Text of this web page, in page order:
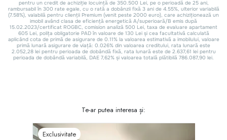
Te-ar putea interesa și:
Exclusivitate